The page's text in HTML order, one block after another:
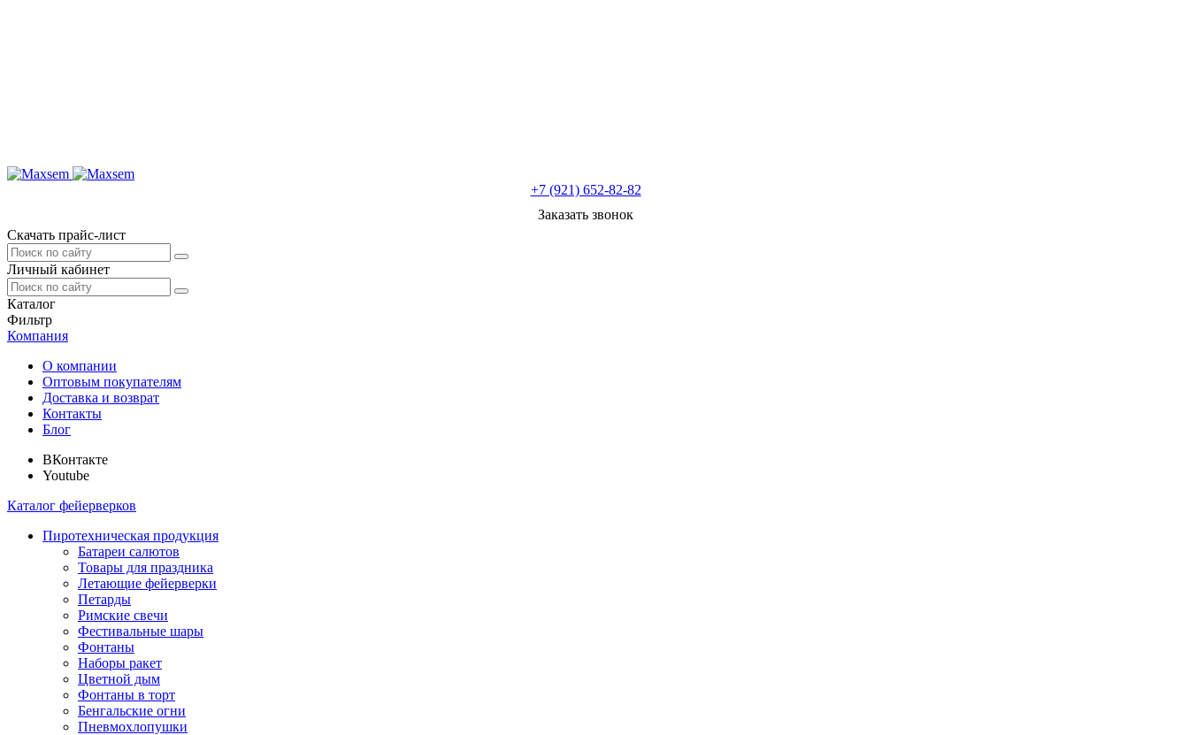
+7 (921) 652-82-82
Заказать звонок
Скачать прайс-лист
Личный кабинет
Каталог
Фильтр
Компания
О компании
Оптовым покупателям
Доставка и возврат
Контакты
Блог
ВКонтакте
Youtube
Каталог фейерверков
Пиротехническая продукция
Батареи салютов
Товары для праздника
Летающие фейерверки
Петарды
Римские свечи
Фестивальные шары
Фонтаны
Наборы ракет
Цветной дым
Фонтаны в торт
Бенгальские огни
Пневмохлопушки